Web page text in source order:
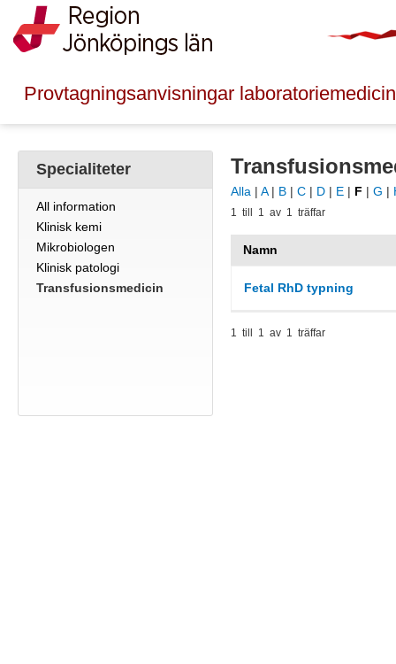
Provtagningsanvisningar laboratoriemedicin
Specialiteter
All information
Klinisk kemi
Mikrobiologen
Klinisk patologi
Transfusionsmedicin
Alla | A| B| C| D| E| F | G |
1 till 1 av 1 träffar
Namn
Fetal RhD typning
1 till 1 av 1 träffar